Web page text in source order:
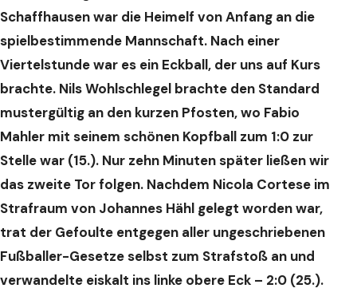
Schaffhausen war die Heimelf von Anfang an die
spielbestimmende Mannschaft. Nach einer
Viertelstunde war es ein Eckball, der uns auf Kurs
brachte. Nils Wohlschlegel brachte den Standard
mustergültig an den kurzen Pfosten, wo Fabio
Mahler mit seinem schönen Kopfball zum 1:0 zur
Stelle war (15.). Nur zehn Minuten später ließen wir
das zweite Tor folgen. Nachdem Nicola Cortese im
Strafraum von Johannes Hähl gelegt worden war,
trat der Gefoulte entgegen aller ungeschriebenen
Fußballer-Gesetze selbst zum Strafstoß an und
verwandelte eiskalt ins linke obere Eck – 2:0 (25.).